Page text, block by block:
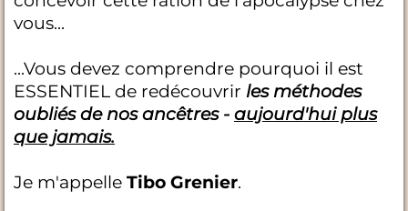
vous...
...Vous devez comprendre pourquoi il est
ESSENTIEL de redécouvrir les méthodes
oubliés de nos ancêtres - aujourd'hui plus
que jamais.
Je m'appelle Tibo Grenier.